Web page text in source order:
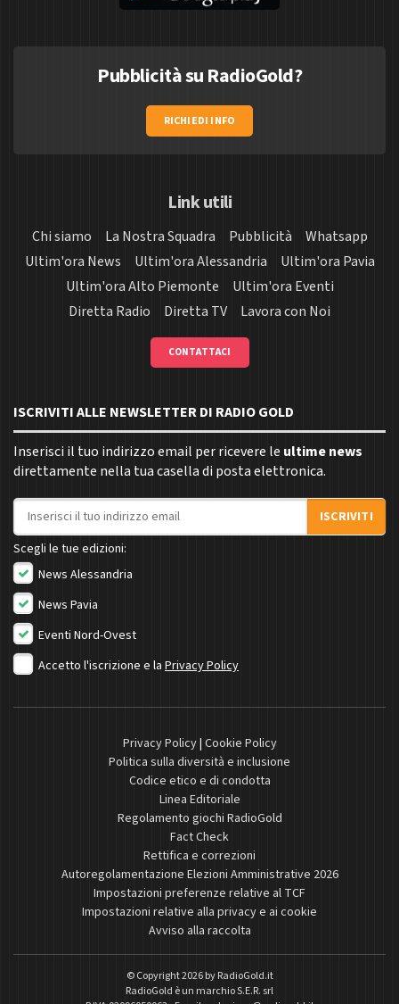
Pubblicità su RadioGold?
RICHIEDI INFO
Link utili
Chi siamo La Nostra Squadra Pubblicità
Whatsapp
Ultim'ora News
Ultim'ora Alessandria
Ultim'ora Pavia
Ultim'ora Alto Piemonte
Ultim'ora Eventi
Diretta Radio
Diretta TV Lavora con Noi
CONTATTACI
ISCRIVITI ALLE NEWSLETTER DI RADIO GOLD
Inserisci il tuo indirizzo email per ricevere le ultime news
direttamente nella tua casella di posta elettronica.
Indirizzo email
ISCRIVITI
Scegli le tue edizioni:
News Alessandria
News Pavia
Eventi Nord-Ovest
Accetto l'iscrizione e la Privacy Policy
Privacy Policy| Cookie Policy
Politica sulla diversità e inclusione
Codice etico e di condotta
Linea Editoriale
Regolamento giochi RadioGold
Fact Check
Rettifica e correzioni
Autoregolamentazione Elezioni Amministrative 2026
Impostazioni preferenze relative al TCF
Impostazioni relative alla privacy e ai cookie
Avviso alla raccolta
© Copyright 2026 byRadioGold.it
RadioGold è un marchio S.E.R. srl